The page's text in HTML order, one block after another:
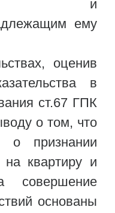
и
ему
оценив
в
ст.67 ГПК
о том, что
о признании
на квартиру и
совершение
основаны